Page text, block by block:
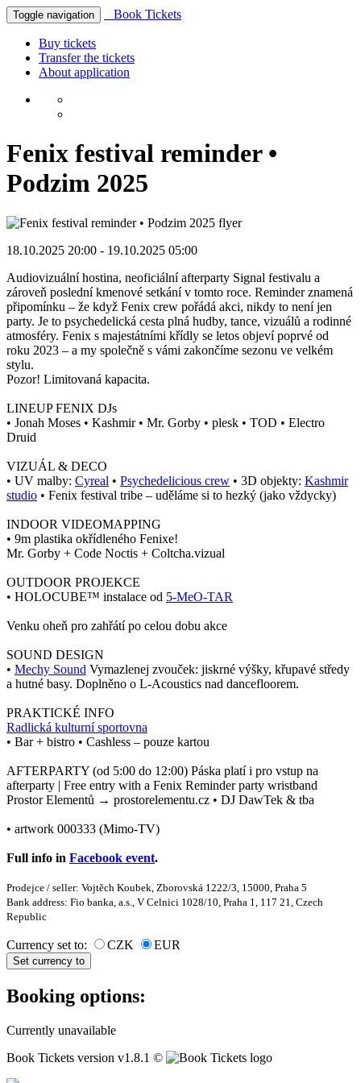
Toggle navigation Book Tickets
Buy tickets
Transfer the tickets
About application
Fenix festival reminder •
Podzim 2025
18.10.2025 20:00 - 19.10.2025 05:00
Audiovizuální hostina, neoficiální afterparty Signal festivalu a
zároveň poslední kmenové setkání v tomto roce. Reminder znamená
připomínku – že když Fenix crew pořádá akci, nikdy to není jen
party. Je to psychedelická cesta plná hudby, tance, vizuálů a rodinné
atmosféry. Fenix s majestátními křídly se letos objeví poprvé od
roku 2023 – a my společně s vámi zakončíme sezonu ve velkém
stylu.
Pozor! Limitovaná kapacita.
LINEUP FENIX DJs
• Jonah Moses • Kashmir • Mr. Gorby • plesk • TOD • Electro
Druid
VIZUÁL & DECO
• UV malby: Cyreal ⁩ • Psychedelicious crew ⁩⁩ • 3D objekty: Kashmir
studio ⁩⁩ • Fenix festival tribe – uděláme si to hezký (jako vždycky)
INDOOR VIDEOMAPPING
• 9m plastika okřídleného Fenixe!
Mr. Gorby + Code Noctis + Coltcha.vizual
OUTDOOR PROJEKCE
• HOLOCUBE™ instalace od 5-MeO-TAR
Venku oheň pro zahřátí po celou dobu akce
SOUND DESIGN
• Mechy Sound ⁩⁩ Vymazlenej zvouček: jiskrné výšky, křupavé středy
a hutné basy. Doplněno o L-Acoustics nad dancefloorem.
PRAKTICKÉ INFO
Radlická kulturní sportovna
• Bar + bistro • Cashless – pouze kartou
AFTERPARTY (od 5:00 do 12:00) Páska platí i pro vstup na
afterparty | Free entry with a Fenix Reminder party wristband
Prostor Elementů → ⁦prostorelementu.cz⁩ • DJ DawTek & tba
• artwork 000333 (Mimo-TV)
Full info in Facebook event.
Prodejce / seller: Vojtěch Koubek, Zborovská 1222/3, 15000, Praha 5
Bank address: Fio banka, a.s., V Celnici 1028/10, Praha 1, 117 21, Czech
Republic
Currency set to: CZK EUR
Set currency to
Booking options:
Currently unavailable
Book Tickets version v1.8.1 ©